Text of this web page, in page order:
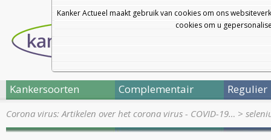
Kanker Actueel maakt gebruik van cookies om ons
cookies om u
Kankersoorten Complementair Regulier
Corona virus: Artikelen over het corona virus - COVID-19… >